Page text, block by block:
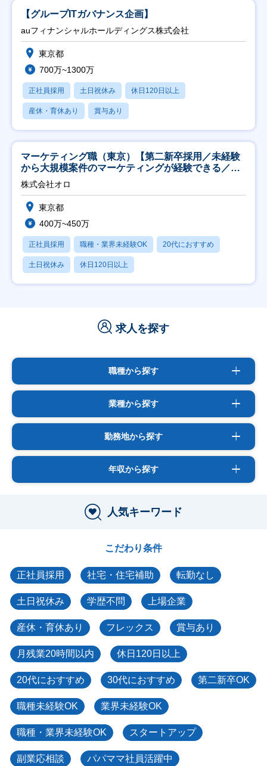
【グループITガバナンス企画】
auフィナンシャルホールディングス株式会社
東京都
700万~1300万
正社員採用 土日祝休み 休日120日以上
産休・育休あり 賞与あり
マーケティング職（東京）【第二新卒採用／未経験
から大規模案件のマーケティングが経験できる／研
修充実】
株式会社オロ
東京都
400万~450万
正社員採用 職種・業界未経験OK 20代におすすめ
土日祝休み 休日120日以上
求人を探す
職種から探す
業種から探す
勤務地から探す
年収から探す
人気キーワード
こだわり条件
正社員採用 社宅・住宅補助 転勤なし
土日祝休み 学歴不問 上場企業
産休・育休あり フレックス 賞与あり
月残業20時間以内 休日120日以上
20代におすすめ 30代におすすめ 第二新卒OK
職種未経験OK 業界未経験OK
職種・業界未経験OK スタートアップ
副業応相談 パパママ社員活躍中